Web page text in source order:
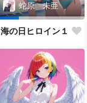
蛇原 未亜
海の日ヒロイン１